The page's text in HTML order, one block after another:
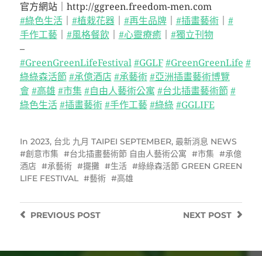
官方網站｜http://ggreen.freedom-men.com
#綠色生活｜ #植栽花器｜ #再生品牌｜ #插畫藝術｜ #
手作工藝｜ #風格餐飲 #心靈療癒｜ #獨立刊物
–
#GreenGreenLifeFestival #GGLF #GreenGreenLife #
綠綠森活節 #承億酒店 #承藝術 #亞洲插畫藝術博覽
會 #高雄 #市集 #自由人藝術公寓 #台北插畫藝術節 #
綠色生活 #插畫藝術 #手作工藝 #綠綠 #GGLIFE
In 2023, 台北 九月 TAIPEI SEPTEMBER, 最新消息 NEWS
創意市集
台北插畫藝術節 自由人藝術公寓 市集
承億
酒店
承藝術 擺攤 生活
綠綠森活節 GREEN GREEN
LIFE FESTIVAL
藝術 高雄
NEXT POST
PREVIOUSPOST